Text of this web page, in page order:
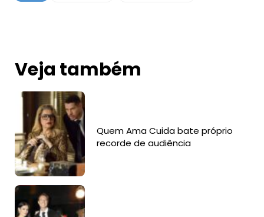
Veja também
Quem Ama Cuida bate próprio
recorde de audiência